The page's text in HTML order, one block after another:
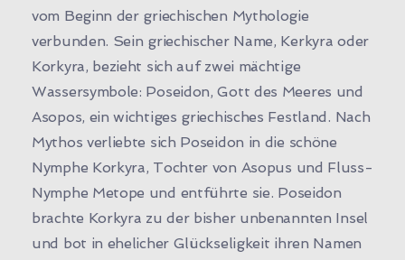
vom Beginn der griechischen Mythologie
verbunden. Sein griechischer Name, Kerkyra oder
Korkyra, bezieht sich auf zwei mächtige
Wassersymbole: Poseidon, Gott des Meeres und
Asopos, ein wichtiges griechisches Festland. Nach
Mythos verliebte sich Poseidon in die schöne
Nymphe Korkyra, Tochter von Asopus und Fluss-
Nymphe Metope und entführte sie. Poseidon
brachte Korkyra zu der bisher unbenannten Insel
und bot in ehelicher Glückseligkeit ihren Namen